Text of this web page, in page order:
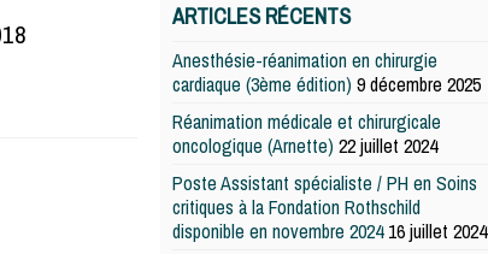
ARTICLES RÉCENTS
Anesthésie-réanimation en chirurgie
cardiaque (3ème édition) 9 décembre 2025
Réanimation médicale et chirurgicale
oncologique (Arnette) 22 juillet 2024
Poste Assistant spécialiste / PH en Soins
critiques à la Fondation Rothschild
disponible en novembre 2024 16 juillet 2024